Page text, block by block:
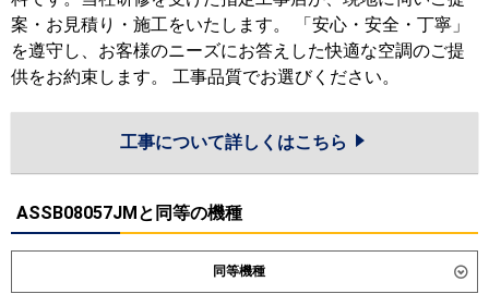
案・お見積り・施工をいたします。 「安心・安全・丁寧」
を遵守し、お客様のニーズにお答えした快適な空調のご提
供をお約束します。 工事品質でお選びください。
工事について詳しくはこちら
ASSB08057JMと同等の機種
同等機種